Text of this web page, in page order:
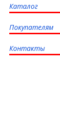
Каталог
Покупателям
Контакты